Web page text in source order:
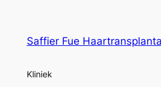
Saffier Fue
Kliniek